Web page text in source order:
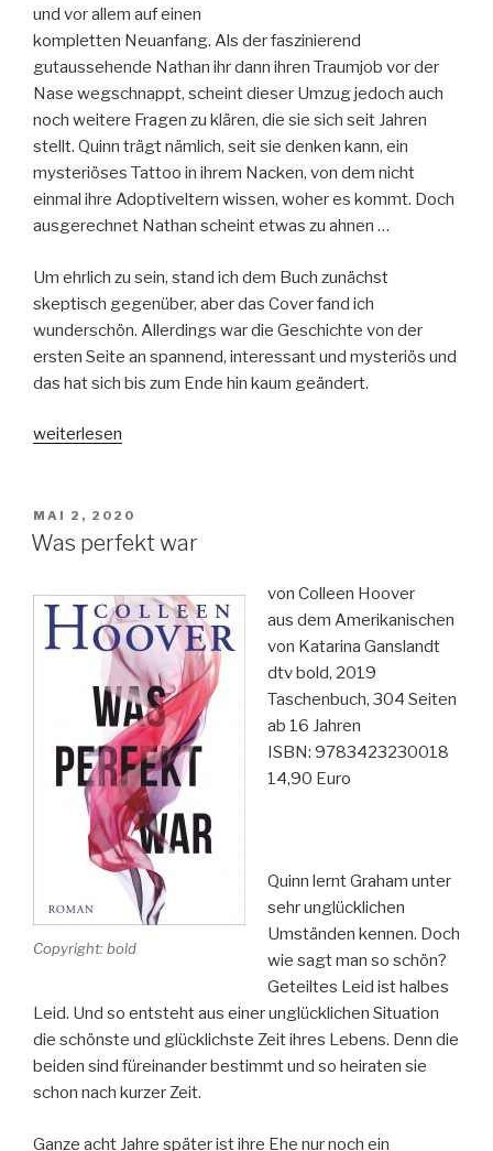
und vor allem auf einen
kompletten Neuanfang. Als der faszinierend
gutaussehende Nathan ihr dann ihren Traumjob vor der
Nase wegschnappt, scheint dieser Umzug jedoch auch
noch weitere Fragen zu klären, die sie sich seit Jahren
stellt. Quinn trägt nämlich, seit sie denken kann, ein
mysteriöses Tattoo in ihrem Nacken, von dem nicht
einmal ihre Adoptiveltern wissen, woher es kommt. Doch
ausgerechnet Nathan scheint etwas zu ahnen …
Um ehrlich zu sein, stand ich dem Buch zunächst
skeptisch gegenüber, aber das Cover fand ich
wunderschön. Allerdings war die Geschichte von der
ersten Seite an spannend, interessant und mysteriös und
das hat sich bis zum Ende hin kaum geändert.
„Touch
Die
Sage
Wandler“
weiterlesen
VERÖFFENTLICHT
AM
MAI 2, 2020
Was perfekt war
Copyright: bold
von Colleen Hoover
aus dem Amerikanischen
von Katarina Ganslandt
dtv bold, 2019
Taschenbuch, 304 Seiten
ab 16 Jahren
ISBN: 9783423230018
14,90 Euro
Quinn lernt Graham unter
sehr unglücklichen
Umständen kennen. Doch
wie sagt man so schön?
Geteiltes Leid ist halbes
Leid. Und so entsteht aus einer unglücklichen Situation
die schönste und glücklichste Zeit ihres Lebens. Denn die
beiden sind füreinander bestimmt und so heiraten sie
schon nach kurzer Zeit.
Ganze acht Jahre später ist ihre Ehe nur noch ein